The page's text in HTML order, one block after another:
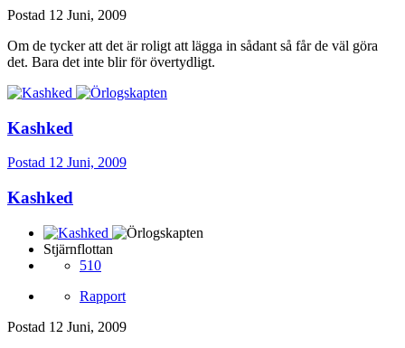
Postad 12 Juni, 2009
Om de tycker att det är roligt att lägga in sådant så får de väl göra
det. Bara det inte blir för övertydligt.
Kashked
Postad 12 Juni, 2009
Kashked
Stjärnflottan
510
Rapport
Postad 12 Juni, 2009